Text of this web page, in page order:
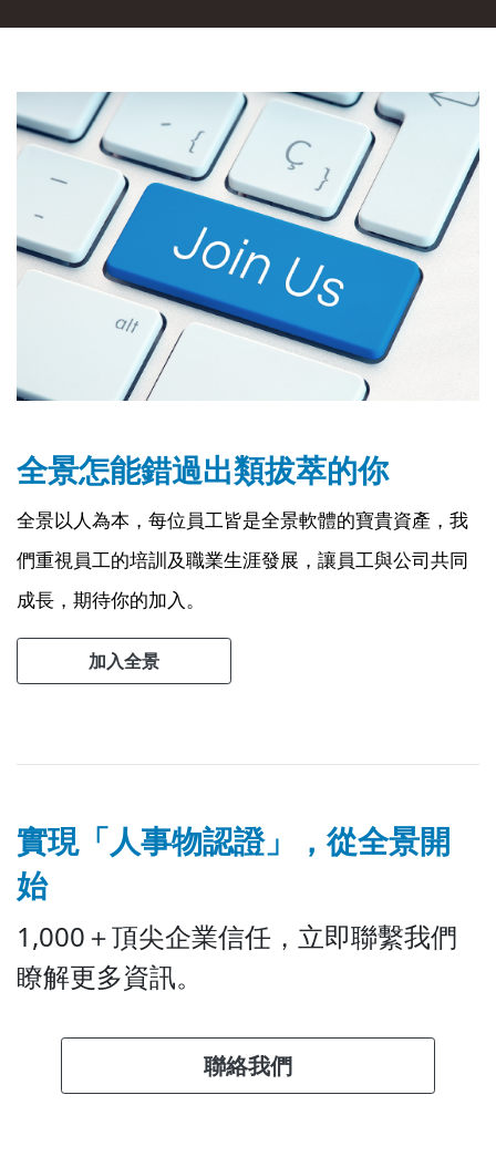
全景怎能錯過出類拔萃的你
全景以人為本，每位員工皆是全景軟體的寶貴資產，我
們重視員工的培訓及職業生涯發展，讓員工與公司共同
成長，期待你的加入。
加入全景
實現「人事物認證」，從全景開
始
1,000＋頂尖企業信任，立即聯繫我們
瞭解更多資訊。
聯絡我們